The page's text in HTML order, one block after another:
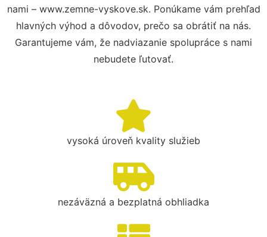
nami – www.zemne-vyskove.sk. Ponúkame vám prehľad
hlavných výhod a dôvodov, prečo sa obrátiť na nás.
Garantujeme vám, že nadviazanie spolupráce s nami
nebudete ľutovať.
vysoká úroveň kvality služieb
nezáväzná a bezplatná obhliadka